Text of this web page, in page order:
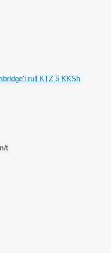
rull KTZ 5 KKSh
t